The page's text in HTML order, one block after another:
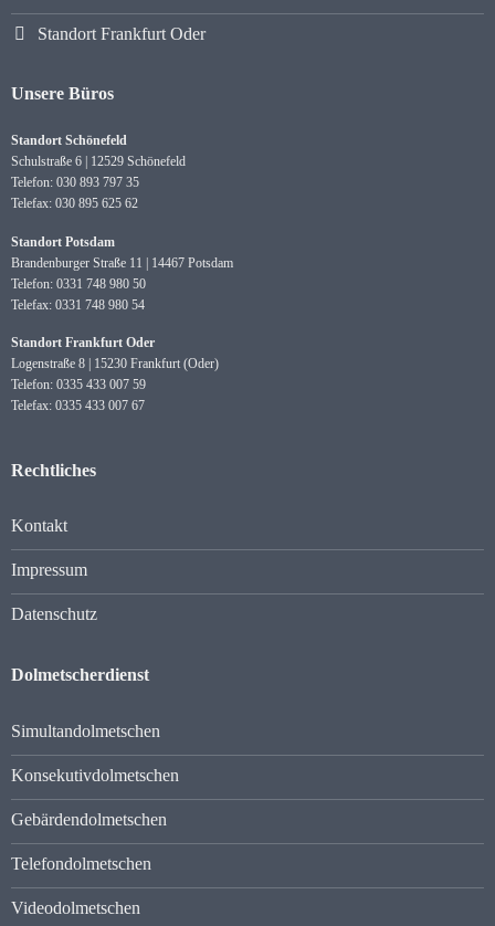
Standort Frankfurt Oder
Unsere Büros
Standort Schönefeld
Schulstraße 6 | 12529 Schönefeld
Telefon: 030 893 797 35
Telefax: 030 895 625 62
Standort Potsdam
Brandenburger Straße 11 | 14467 Potsdam
Telefon: 0331 748 980 50
Telefax: 0331 748 980 54
Standort Frankfurt Oder
Logenstraße 8 | 15230 Frankfurt (Oder)
Telefon: 0335 433 007 59
Telefax: 0335 433 007 67
Rechtliches
Kontakt
Impressum
Datenschutz
Dolmetscherdienst
Simultandolmetschen
Konsekutivdolmetschen
Gebärdendolmetschen
Telefondolmetschen
Videodolmetschen